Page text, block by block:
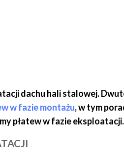
dachu hali stalowej.
w fazie montażu, w tym
płatew w fazie eksploatacji.